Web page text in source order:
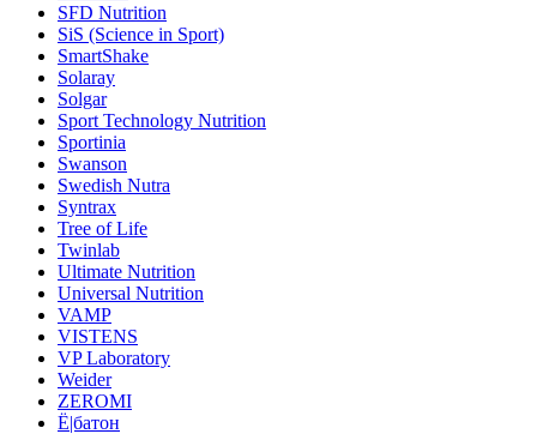
SFD Nutrition
SiS (Science in Sport)
SmartShake
Solaray
Solgar
Sport Technology Nutrition
Sportinia
Swanson
Swedish Nutra
Syntrax
Tree of Life
Twinlab
Ultimate Nutrition
Universal Nutrition
VAMP
VISTENS
VP Laboratory
Weider
ZEROMI
Ё|батон